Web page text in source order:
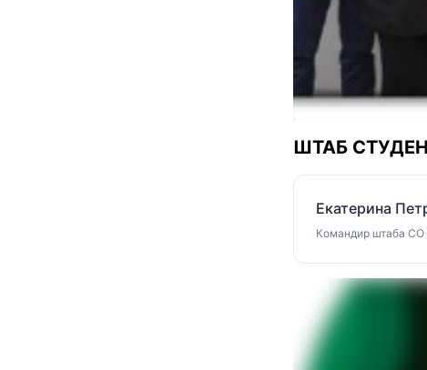
ШТАБ
Екатерина
Командир штаба СО